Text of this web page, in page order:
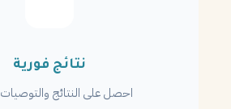
نتائج فورية
احصل على النتائج والتوصيات